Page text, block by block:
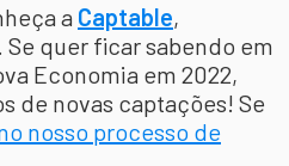
a Captable,
. Se quer ficar sabendo em
Economia em 2022,
de novas captações! Se
nosso processo de